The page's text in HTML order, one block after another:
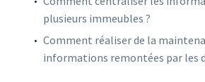
plusieurs immeubles ?
Comment réaliser de la
informations remontées par les